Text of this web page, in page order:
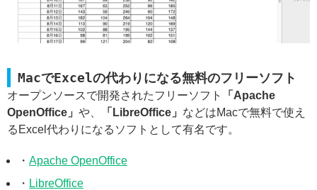
MacでExcelの代わりになる無料のフリーソフト
オープンソースで開発されたフリーソフト
「Apache
OpenOffice」 や、 「LibreOffice」 などはMacで無料で使え
るExcel代わりになるソフトとして有名です。
・ Apache OpenOffice
・ LibreOffice